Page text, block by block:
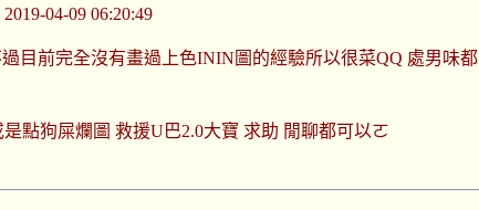
04-09 06:20:49
目前完全沒有畫過上色ININ圖的經驗所以很菜QQ 處男味都
點狗屎爛圖 救援U巴2.0大寶 求助 閒聊都可以ㄛ